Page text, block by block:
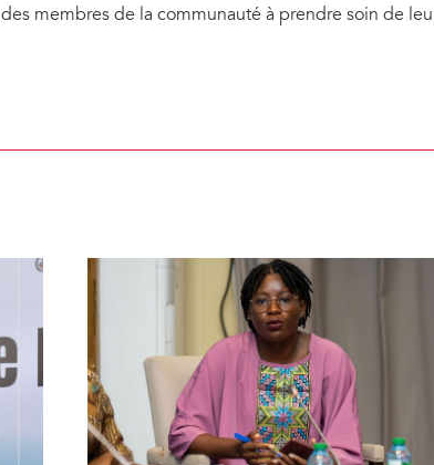
des membres de la communauté à prendre soin de